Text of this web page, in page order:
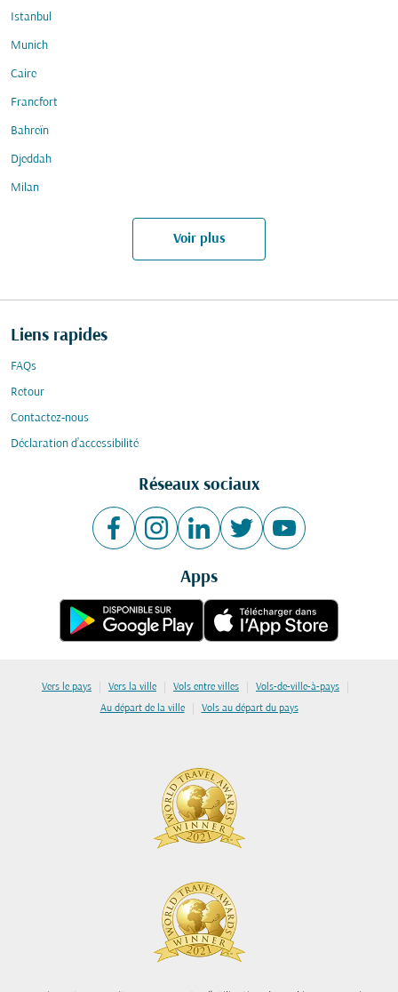
Istanbul
Munich
Caire
Francfort
Bahreïn
Djeddah
Milan
Voir plus
Liens rapides
FAQs
Retour
Contactez-nous
Déclaration d’accessibilité
Réseaux sociaux
Apps
Vers le pays | Vers la ville | Vols entre villes | Vols-de-ville-à-pays |
Au départ de la ville | Vols au départ du pays